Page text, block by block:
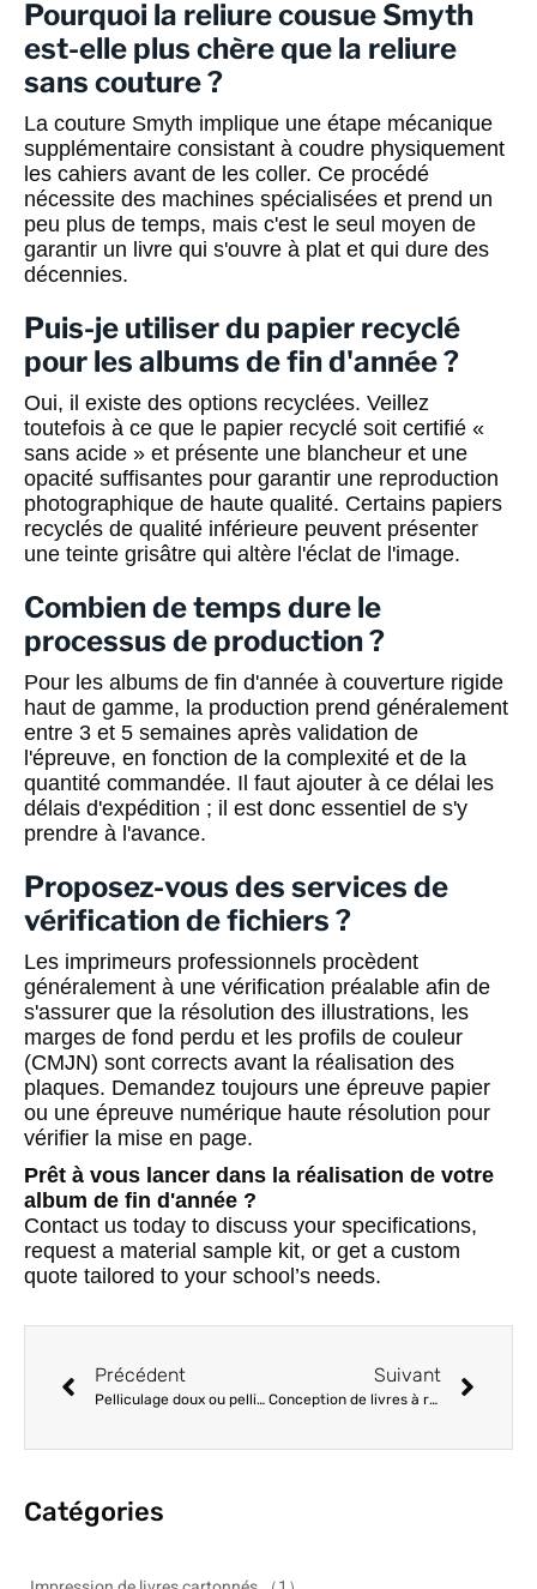
Pourquoi la reliure cousue Smyth
est-elle plus chère que la reliure
sans couture ?
La couture Smyth implique une étape mécanique
supplémentaire consistant à coudre physiquement
les cahiers avant de les coller. Ce procédé
nécessite des machines spécialisées et prend un
peu plus de temps, mais c'est le seul moyen de
garantir un livre qui s'ouvre à plat et qui dure des
décennies.
Puis-je utiliser du papier recyclé
pour les albums de fin d'année ?
Oui, il existe des options recyclées. Veillez
toutefois à ce que le papier recyclé soit certifié «
sans acide » et présente une blancheur et une
opacité suffisantes pour garantir une reproduction
photographique de haute qualité. Certains papiers
recyclés de qualité inférieure peuvent présenter
une teinte grisâtre qui altère l'éclat de l'image.
Combien de temps dure le
processus de production ?
Pour les albums de fin d'année à couverture rigide
haut de gamme, la production prend généralement
entre 3 et 5 semaines après validation de
l'épreuve, en fonction de la complexité et de la
quantité commandée. Il faut ajouter à ce délai les
délais d'expédition ; il est donc essentiel de s'y
prendre à l'avance.
Proposez-vous des services de
vérification de fichiers ?
Les imprimeurs professionnels procèdent
généralement à une vérification préalable afin de
s'assurer que la résolution des illustrations, les
marges de fond perdu et les profils de couleur
(CMJN) sont corrects avant la réalisation des
plaques. Demandez toujours une épreuve papier
ou une épreuve numérique haute résolution pour
vérifier la mise en page.
Prêt à vous lancer dans la réalisation de votre
album de fin d'année ?
Contact us today to discuss your specifications,
request a material sample kit, or get a custom
quote tailored to your school’s needs.
Précédent
Pelliculage doux ou pelliculage brillant : Choisir la bonne finition protectrice pour les couvertures de livres
Suivant
Conception de livres à rabats : techniques de découpe et d'assemblage
Catégories